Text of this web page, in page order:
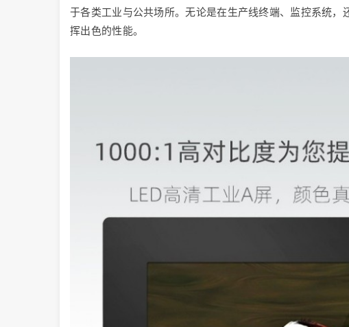
于各类工业与公共场所。无论是在生产线终端、监控系统
挥出色的性能。